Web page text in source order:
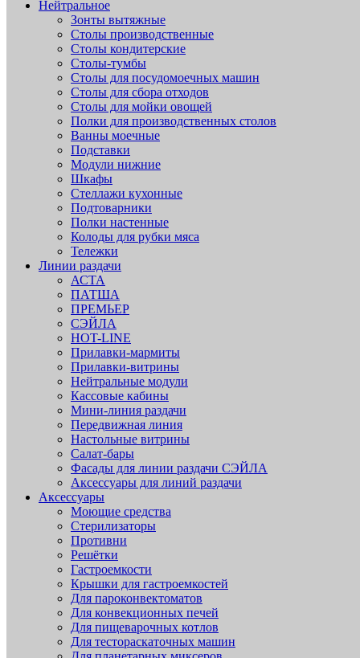
Нейтральное
Зонты вытяжные
Столы производственные
Столы кондитерские
Столы-тумбы
Столы для посудомоечных машин
Столы для сбора отходов
Столы для мойки овощей
Полки для производственных столов
Ванны моечные
Подставки
Модули нижние
Шкафы
Стеллажи кухонные
Подтоварники
Полки настенные
Колоды для рубки мяса
Тележки
Линии раздачи
АСТА
ПАТША
ПРЕМЬЕР
СЭЙЛА
HOT-LINE
Прилавки-мармиты
Прилавки-витрины
Нейтральные модули
Кассовые кабины
Мини-линия раздачи
Передвижная линия
Настольные витрины
Салат-бары
Фасады для линии раздачи СЭЙЛА
Аксессуары для линий раздачи
Аксессуары
Моющие средства
Стерилизаторы
Противни
Решётки
Гастроемкости
Крышки для гастроемкостей
Для пароконвектоматов
Для конвекционных печей
Для пищеварочных котлов
Для тестораскаточных машин